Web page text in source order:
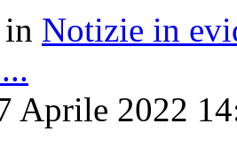
Notizie in
Aprile 2022